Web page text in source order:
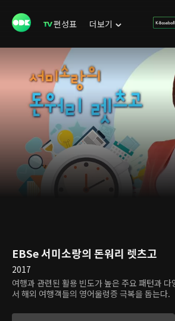
편성표 더보기
EBSe 서미소랑의 돈워리 렛츠고
2017
여행과 관련된 활용 빈도가 높은 주요 패턴과
서 해외 여행객들의 영어울렁증 극복을 돕는다.